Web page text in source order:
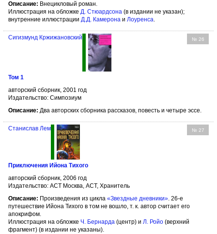
Описание: Внецикловый роман.
Иллюстрация на обложке Д. Стюардсона (в издании не указан);
внутренние иллюстрации Д.Д. Камерона и Лоуренса.
№ 26
Сигизмунд Кржижановский
Том 1
авторский сборник, 2001 год
Издательство: Симпозиум
Описание: Два авторских сборника рассказов, повесть и четыре эссе.
№ 27
Станислав Лем
Приключения Ийона Тихого
авторский сборник, 2006 год
Издательство: АСТ Москва, АСТ, Хранитель
Описание: Произведения из цикла «Звездные дневники». 26-е
путешествие Ийона Тихого в том не вошло, т. к. автор считает его
апокрифом.
Иллюстрация на обложке Ч. Бернарда (центр) и Л. Ройо (верхний
фрагмент) (в издании не указаны).